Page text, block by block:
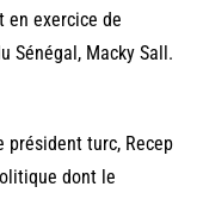
en exercice de
Sénégal, Macky Sall.
président turc, Recep
dont le